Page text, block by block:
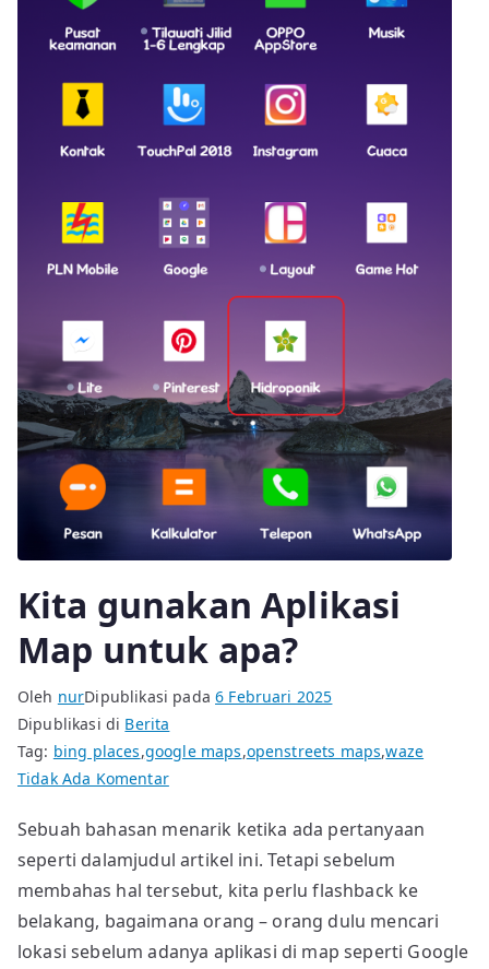
Kita gunakan Aplikasi
Map untuk apa?
Oleh nurDipublikasi pada6 Februari 2025
Dipublikasi di Berita
Tag: bing places,google maps,openstreets maps,waze
Tidak Ada Komentarpada
gunakan
Aplikasi
Map
untuk
apa?
Sebuah bahasan menarik ketika ada pertanyaan
seperti dalamjudul artikel ini. Tetapi sebelum
membahas hal tersebut, kita perlu flashback ke
belakang, bagaimana orang – orang dulu mencari
lokasi sebelum adanya aplikasi di map seperti Google